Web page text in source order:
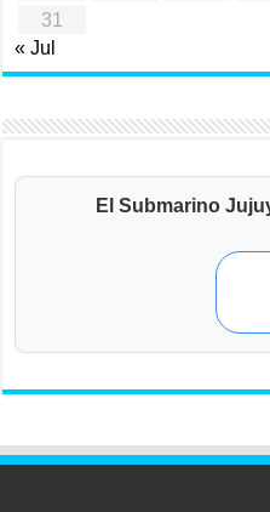
31
« Jul
El Submarino